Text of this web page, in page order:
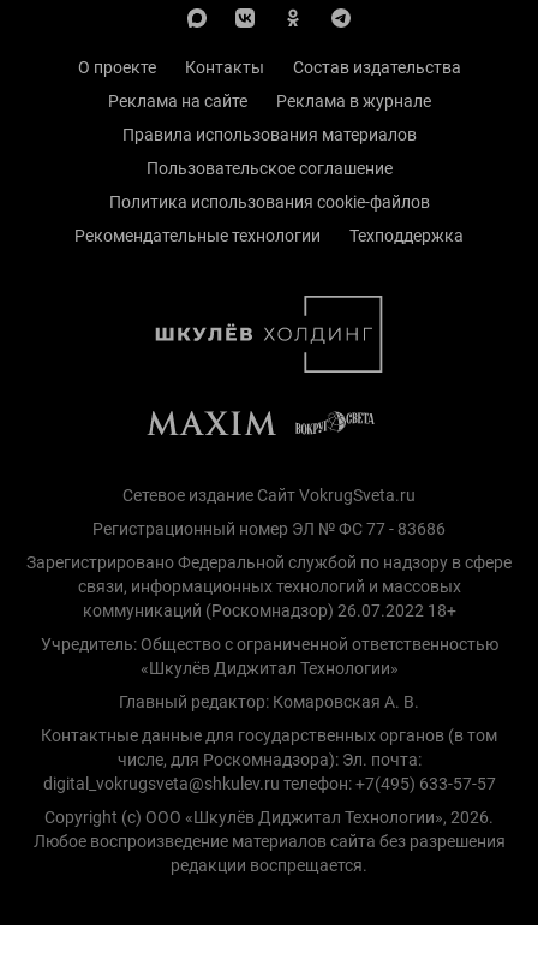
О проекте Контакты
Состав издательства
Реклама на сайте
Реклама в журнале
Правила использования материалов
Пользовательское соглашение
Политика использования cookie-файлов
Рекомендательные технологии
Техподдержка
Сетевое издание Сайт VokrugSveta.ru
Регистрационный номер ЭЛ № ФС 77 - 83686
Зарегистрировано Федеральной службой по надзору в сфере
связи, информационных технологий и массовых
коммуникаций (Роскомнадзор) 26.07.2022 18+
Учредитель: Общество с ограниченной ответственностью
«Шкулёв Диджитал Технологии»
Главный редактор: Комаровская А. В.
Контактные данные для государственных органов (в том
числе, для Роскомнадзора): Эл. почта:
digital_vokrugsveta@shkulev.ru телефон: +7(495) 633-57-57
Copyright (с) ООО «Шкулёв Диджитал Технологии», 2026.
Любое воспроизведение материалов сайта без разрешения
редакции воспрещается.